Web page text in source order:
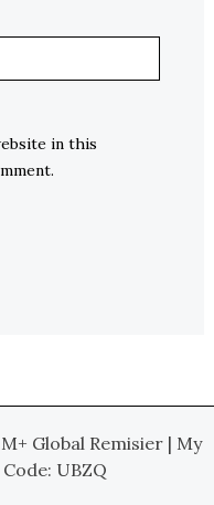
in this
Global Remisier | My
UBZQ